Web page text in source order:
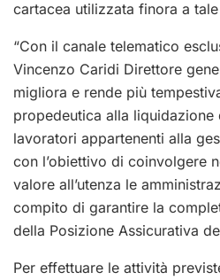
cartacea utilizzata finora a
“Con il canale telematico
Vincenzo Caridi Direttore
migliora e rende più
propedeutica alla liquidazione
lavoratori appartenenti alla
con l’obiettivo di coinvolgere
valore all’utenza le
compito di garantire la
della Posizione Assicurativa
Per effettuare le attività